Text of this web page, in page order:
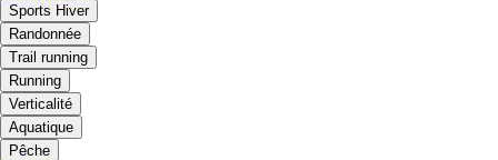
Sports Hiver
Randonnée
Trail running
Running
Verticalité
Aquatique
Pêche